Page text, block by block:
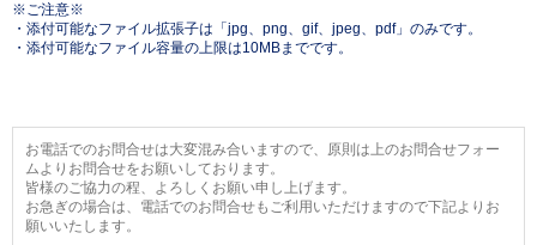
※ご注意※
・添付可能なファイル拡張子は「jpg、png、gif、jpeg、pdf」のみです。
・添付可能なファイル容量の上限は10MBまでです。
お電話でのお問合せは大変混み合いますので、原則は上のお問合せフォー
ムよりお問合せをお願いしております。
皆様のご協力の程、よろしくお願い申し上げます。
お急ぎの場合は、電話でのお問合せもご利用いただけますので下記よりお
願いいたします。